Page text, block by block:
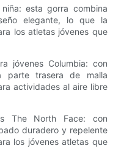
esta gorra combina
elegante, lo que la
los atletas jóvenes que
jóvenes Columbia: con
parte trasera de malla
actividades al aire libre
The North Face: con
duradero y repelente
los jóvenes atletas que